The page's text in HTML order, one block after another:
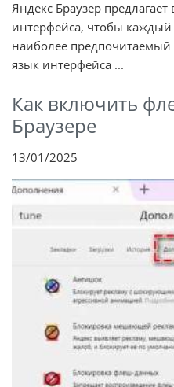
Яндекс Браузер
интерфейса, чтобы
наиболее предпочитаемый
язык интерфейса ...
Как включить
Браузере
13/01/2025